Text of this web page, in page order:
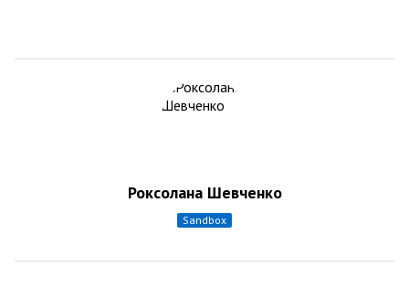
Роксолана Шевченко
sandbox